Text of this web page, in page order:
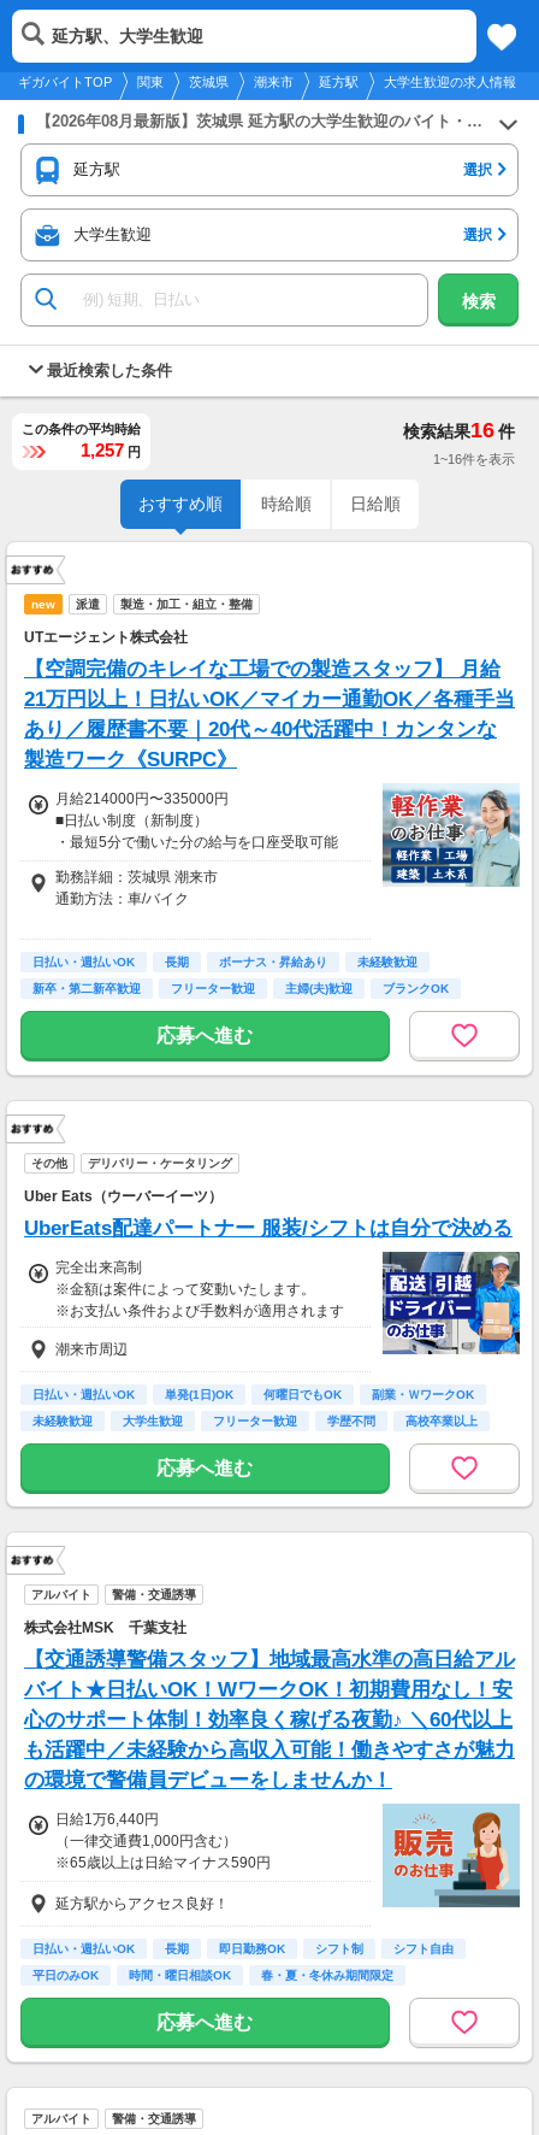
2026年8月9日更新
関東
メニュー
ギガバイトTOP 関東 茨城県 潮来市 延方駅 大学生歓迎の求人情報
延方駅、大学生歓迎
【2026年08月最新版】茨城県 延方駅の大学生歓迎のバイト・アルバイト・パートの求人募集情報
延方駅 選択
大学生歓迎 選択
検索
最近検索した条件
この条件の平均時給
1,257 円
検索結果16件
1~16件を表示
おすすめ順 時給順 日給順
new 派遣 製造・加工・組立・整備
UTエージェント株式会社
【空調完備のキレイな工場での製造スタッフ】 月給
21万円以上！日払いOK／マイカー通勤OK／各種手当
あり／履歴書不要｜20代～40代活躍中！カンタンな
製造ワーク《SURPC》
月給214000円〜335000円
■日払い制度（新制度）
・最短5分で働いた分の給与を口座受取可能
・スマホからカンタン申請
・1,000円単位で利用可能
※各種手当あり（残業手当、休出手当、深夜勤
務がある場合は深夜手当 など）
※昇給あり
■交通費
上限30,000円まで支給 ※会社規定有り
勤務詳細：茨城県 潮来市
通勤方法：車/バイク
※構内の（無料）駐車場利用OK
※募集の勤務地は面接地の一例です。
ご希望の地域や条件などを伺いながらあなた
に合ったお仕事をご紹介します！
日払い・週払いOK 長期 ボーナス・昇給あり
未経験歓迎
新卒・第二新卒歓迎
フリーター歓迎 主婦(夫)歓迎
ブランクOK
学歴不問
応募へ進む
その他 デリバリー・ケータリング
Uber Eats（ウーバーイーツ）
UberEats配達パートナー 服装/シフトは自分で決める
完全出来高制
※金額は案件によって変動いたします。
※お支払い条件および手数料が適用されます
潮来市周辺
日払い・週払いOK 単発(1日)OK 何曜日でもOK
副業・ＷワークOK
未経験歓迎
大学生歓迎 フリーター歓迎 学歴不問 高校卒業以上
応募へ進む
アルバイト 警備・交通誘導
株式会社MSK 千葉支社
【交通誘導警備スタッフ】地域最高水準の高日給アル
バイト★日払いOK！WワークOK！初期費用なし！安
心のサポート体制！効率良く稼げる夜勤♪ ＼60代以上
も活躍中／未経験から高収入可能！働きやすさが魅力
の環境で警備員デビューをしませんか！
日給1万6,440円
（一律交通費1,000円含む）
※65歳以上は日給マイナス590円
※70歳以上は日給マイナス2,370円
---
■交通誘導2級以上の資格をお持ちの方は
日給1万6,440円
※65歳以上は日給マイナス590円
※70歳以上は日給マイナス1,190円
★交通誘導2級（以上）として従事した場合
■65歳～69歳迄では他の年代と同じ現場でも
延方駅からアクセス良好！
日払い・週払いOK 長期 即日勤務OK シフト制
シフト自由
平日のみOK
時間・曜日相談OK
春・夏・冬休み期間限定
副業・ＷワークOK
応募へ進む
アルバイト 警備・交通誘導